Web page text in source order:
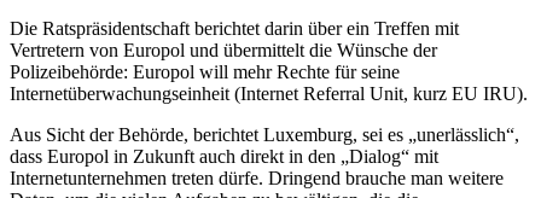
Die Ratspräsidentschaft berichtet darin über ein Treffen mit
Vertretern von Europol und übermittelt die Wünsche der
Polizeibehörde: Europol will mehr Rechte für seine
Internetüberwachungseinheit (Internet Referral Unit, kurz EU IRU).
Aus Sicht der Behörde, berichtet Luxemburg, sei es „unerlässlich“,
dass Europol in Zukunft auch direkt in den „Dialog“ mit
Internetunternehmen treten dürfe. Dringend brauche man weitere